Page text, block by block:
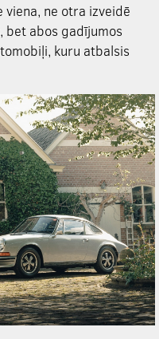
viena, ne otra izveidē
bet abos gadījumos
kuru atbalsis